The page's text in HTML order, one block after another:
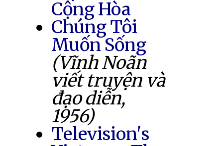
Cộng Hòa
Chúng Tôi
Muốn Sống
(Vĩnh Noãn
viết truyện và
đạo diễn,
1956)
Television's